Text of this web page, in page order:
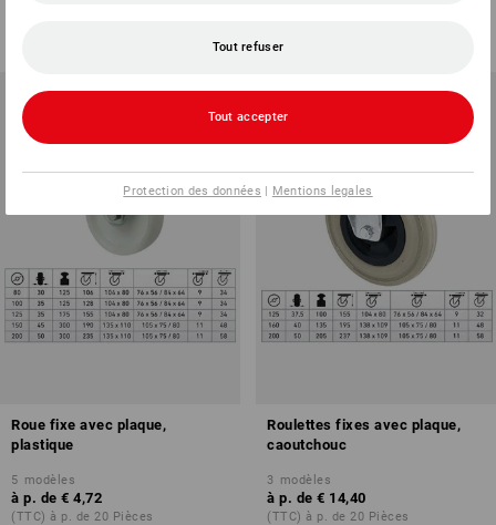
Roue fixe avec plaque,
plastique
5 modèles
à p. de € 4,72
(TTC) à p. de 20 Pièces
Roulettes fixes avec plaque,
caoutchouc
3 modèles
à p. de € 14,40
(TTC) à p. de 20 Pièces
Tout refuser
Tout accepter
Protection des données | Mentions legales